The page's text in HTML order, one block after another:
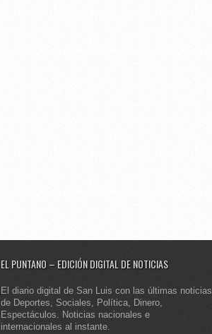
EL PUNTANO – EDICIÓN DIGITAL DE NOTICIAS
El diario digital de San Luis con las últimas noticias
de Deportes, Sociales, Política, Dinero,
Espectáculos. Noticias nacionales e
internacionales al instante.